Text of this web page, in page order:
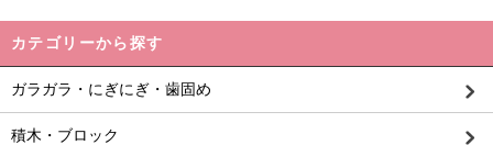
カテゴリーから探す
ガラガラ・にぎにぎ・歯固め
積木・ブロック